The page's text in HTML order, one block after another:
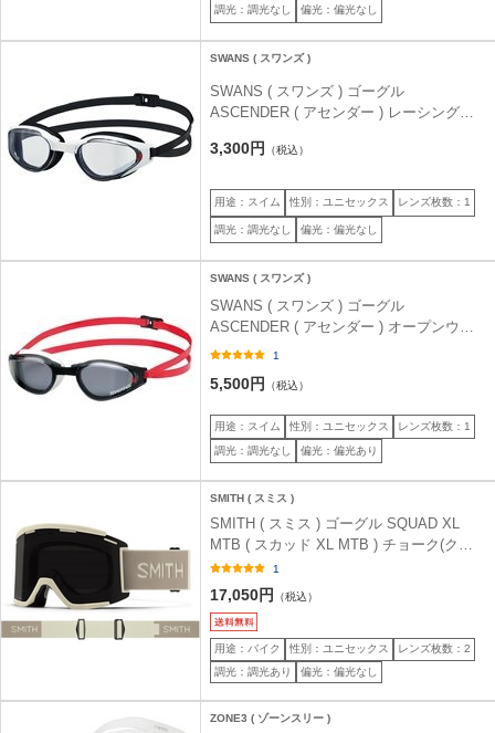
調光：調光なし 偏光：偏光なし
SWANS ( スワンズ )
SWANS ( スワンズ ) ゴーグル
ASCENDER ( アセンダー ) レーシングモ
3,300円 （税込）
用途：スイム 性別：ユニセックス レンズ枚数：1
調光：調光なし 偏光：偏光なし
SWANS ( スワンズ )
SWANS ( スワンズ ) ゴーグル
ASCENDER ( アセンダー ) オープンウォ
ーター偏光モデル SR-81PPAF スモーク
1
5,500円 （税込）
用途：スイム 性別：ユニセックス レンズ枚数：1
調光：調光なし 偏光：偏光あり
SMITH ( スミス )
SMITH ( スミス ) ゴーグル SQUAD XL
MTB ( スカッド XL MTB ) チョーク(クロ
マポップ サンブラック＆クリア)
1
17,050円 （税込）
用途：バイク 性別：ユニセックス
レンズ枚数：2
調光：調光あり
偏光：偏光なし
ZONE3 ( ゾーンスリー )